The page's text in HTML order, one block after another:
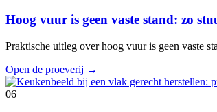
Hoog vuur is geen vaste stand: zo
Praktische uitleg over hoog vuur is geen vaste
Open de proeverij →
06